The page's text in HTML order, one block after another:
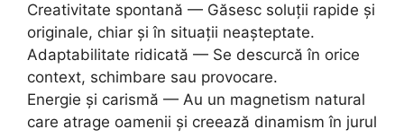
Creativitate spontană — Găsesc soluții rapide și
originale, chiar și în situații neașteptate.
Adaptabilitate ridicată — Se descurcă în orice
context, schimbare sau provocare.
Energie și carismă — Au un magnetism natural
care atrage oamenii și creează dinamism în jurul